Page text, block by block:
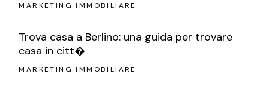
MARKETING IMMOBILIARE
Trova casa a Berlino: una guida per trovare
casa in citt�
MARKETING IMMOBILIARE